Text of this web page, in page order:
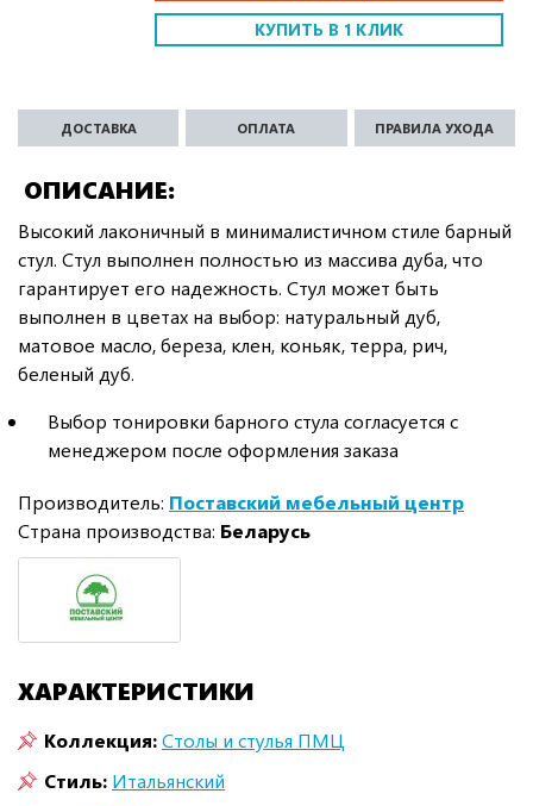
КУПИТЬ В 1 КЛИК
ОПИСАНИЕ
ДОСТАВКА ОПЛАТА ПРАВИЛА УХОДА
Высокий лаконичный в минималистичном стиле барный
стул. Стул выполнен полностью из массива дуба, что
гарантирует его надежность. Стул может быть
выполнен в цветах на выбор: натуральный дуб,
матовое масло, береза, клен, коньяк, терра, рич,
беленый дуб.
Выбор тонировки барного стула согласуется с
менеджером после оформления заказа
Производитель: Поставский мебельный центр
Страна производства: Беларусь
ХАРАКТЕРИСТИКИ
Коллекция:Столы и стулья ПМЦ
Стиль: Итальянский